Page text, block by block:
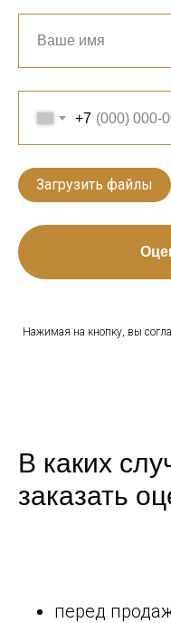
+7
Загрузить файлы
Нажимая на кнопку, вы
В каких
заказать
перед